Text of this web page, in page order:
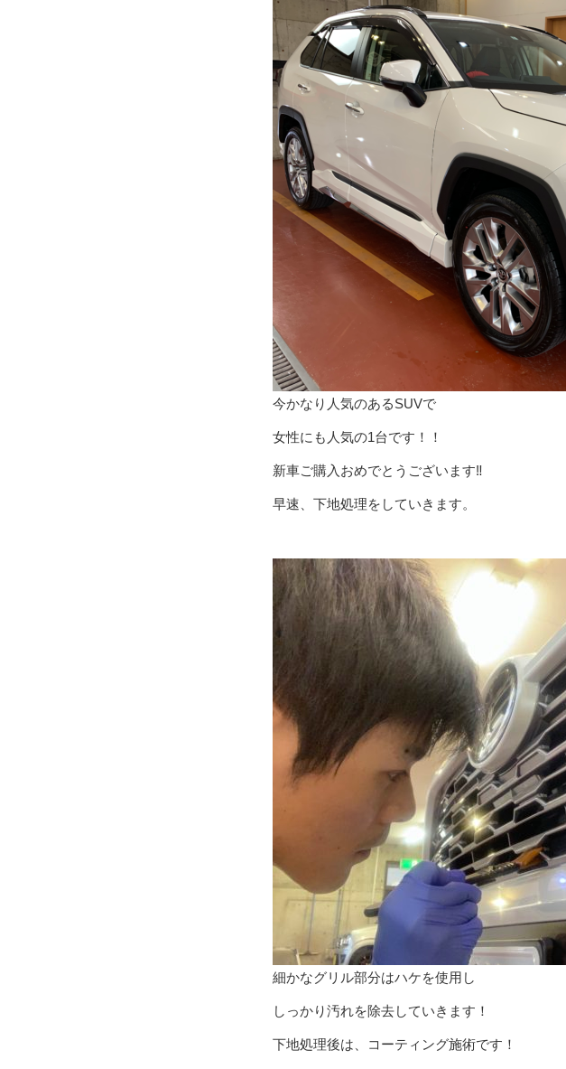
今かなり人気のあるSUVで
女性にも人気の1台です！！
新車ご購入おめでとうございます‼️
早速、下地処理をしていきます。
細かなグリル部分はハケを使用し
しっかり汚れを除去していきます！
下地処理後は、コーティング施術です！